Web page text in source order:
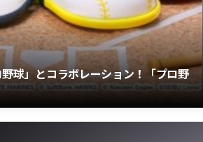
球」とコラボレーション！「プロ野